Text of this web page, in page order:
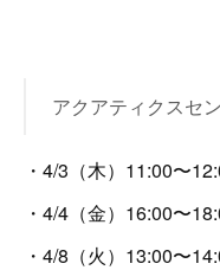
アクアティクスセ
・4/3（木）11:00〜
・4/4（金）16:00〜
・4/8（火）13:00〜